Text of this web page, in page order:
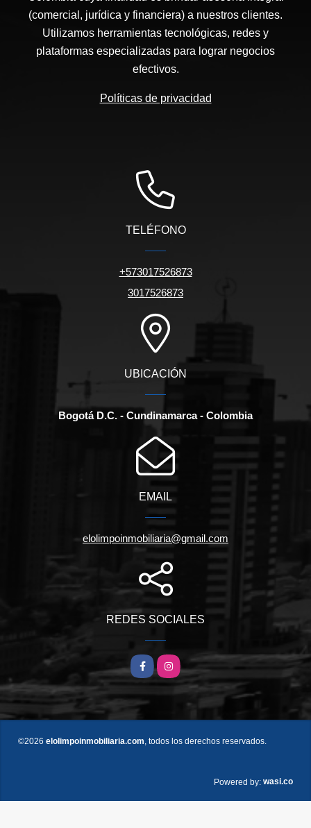
(comercial, jurídica y financiera) a nuestros clientes.
Utilizamos herramientas tecnológicas, redes y
plataformas especializadas para lograr negocios
efectivos.
Políticas de privacidad
TELÉFONO
+573017526873
3017526873
UBICACIÓN
Bogotá D.C. - Cundinamarca - Colombia
EMAIL
elolimpoinmobiliaria@gmail.com
REDES SOCIALES
FacebookInstagram
©2026 elolimpoinmobiliaria.com, todos los derechos reservados.
Powered by: wasi.co